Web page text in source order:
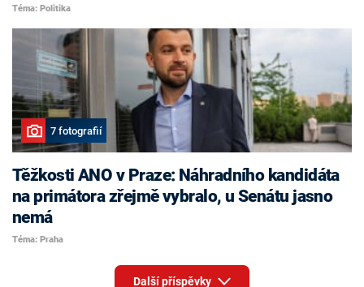
Téma: Politika
7 fotografií
Těžkosti ANO v Praze: Náhradního kandidáta
na primátora zřejmě vybralo, u Senátu jasno
nemá
Téma: Praha
Další příspěvky